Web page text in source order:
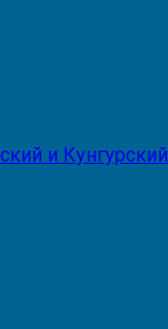
и Кунгурский